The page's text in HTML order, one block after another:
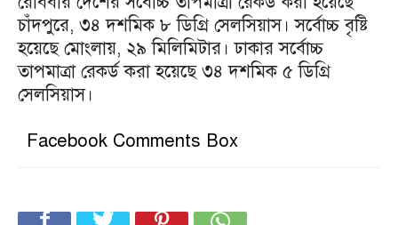
চাঁদপুরে, ৩৪ দশমিক ৮ ডিগ্রি সেলসিয়াস। সর্বোচ্চ বৃষ্টি
হয়েছে মোংলায়, ২৯ মিলিমিটার। ঢাকার সর্বোচ্চ
তাপমাত্রা রেকর্ড করা হয়েছে ৩৪ দশমিক ৫ ডিগ্রি
সেলসিয়াস।
Facebook Comments Box